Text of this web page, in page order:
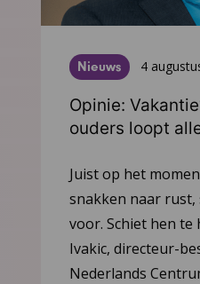
Nieuws 4
Opinie:
ouders loopt
Juist op het
snakken naar rust,
voor. Schiet hen
Ivakic, directeur-
Nederlands
artikel